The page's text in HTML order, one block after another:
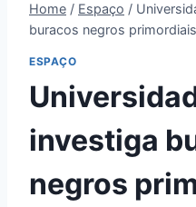
Home / Espaço /
buracos negros primordiais
ESPAÇO
investiga
negros